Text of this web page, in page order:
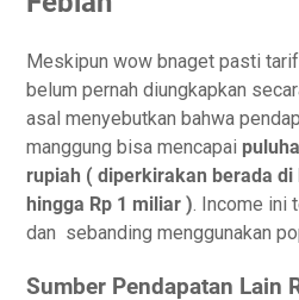
Meskipun wow bnaget pasti
belum pernah diungkapkan
asal menyebutkan bahwa
manggung bisa mencapai
rupiah ( diperkirakan berada di
hingga Rp 1 miliar ). Income ini
dan sebanding menggunakan
Sumber Pendapatan Lain